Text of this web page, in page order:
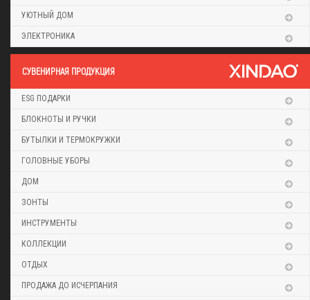
УЮТНЫЙ ДОМ
ЭЛЕКТРОНИКА
CУВЕНИРНАЯ ПРОДУКЦИЯ
ESG ПОДАРКИ
БЛОКНОТЫ И РУЧКИ
БУТЫЛКИ И ТЕРМОКРУЖКИ
ГОЛОВНЫЕ УБОРЫ
ДОМ
ЗОНТЫ
ИНСТРУМЕНТЫ
КОЛЛЕКЦИИ
ОТДЫХ
ПРОДАЖА ДО ИСЧЕРПАНИЯ